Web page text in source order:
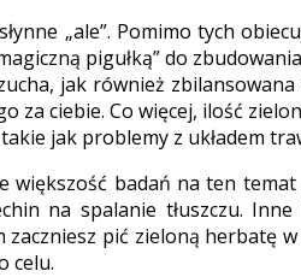
„ale”. Pomimo tych
pigułką” do
jak również
za ciebie. Co więcej, ilość
jak problemy z układem
większość badań na ten
na spalanie tłuszczu.
zaczniesz pić zieloną herbatę
celu.